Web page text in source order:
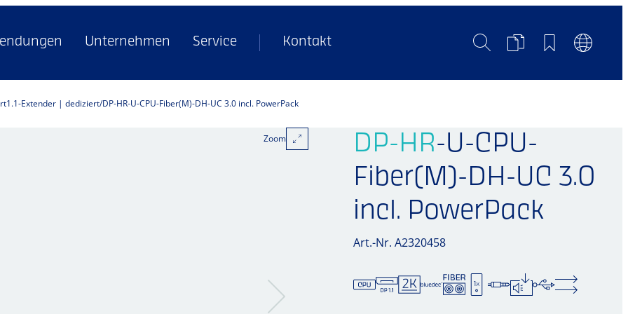
Unternehmen Service Kontakt SucheProduktvergleich
Merkliste
Extender | dediziert DP-HR-U-CPU-Fiber(M)-DH-UC 3.0 incl. PowerPack
DP-HR-U-CPU-
Fiber(M)-DH-UC 3.0
incl. PowerPack
Art.-Nr. A2320458
Zoom